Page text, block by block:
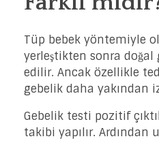
Tüp bebek yöntemiyle
yerleştikten sonra
edilir. Ancak özellikle
gebelik daha yakından
Gebelik testi pozitif
takibi yapılır.